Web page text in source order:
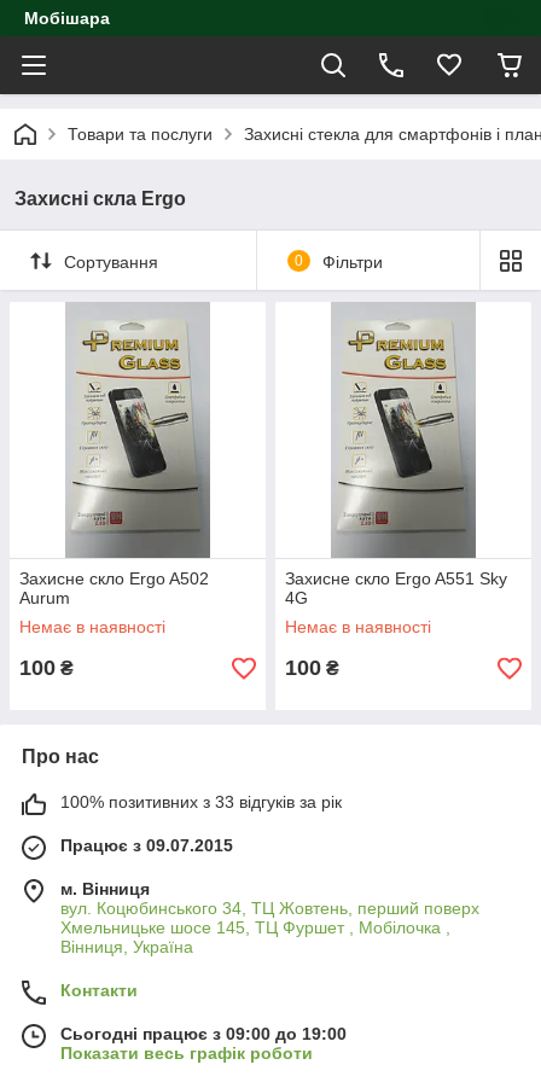
Мобішара
Товари та послуги Захисні стекла для смартфонів і
Захисні скла Ergo
Сортування 0 Фільтри
Захисне скло Ergo A502
Aurum
Немає в наявності
100 ₴
Захисне скло Ergo A551 Sky
4G
Немає в наявності
100 ₴
Про нас
100% позитивних з 33 відгуків за рік
Працює з 09.07.2015
м. Вінниця
вул. Коцюбинського 34, ТЦ Жовтень, перший поверх
Хмельницьке шосе 145, ТЦ Фуршет , Мобілочка ,
Вінниця, Україна
Контакти
Сьогодні працює з 09:00 до 19:00
Показати весь графік роботи